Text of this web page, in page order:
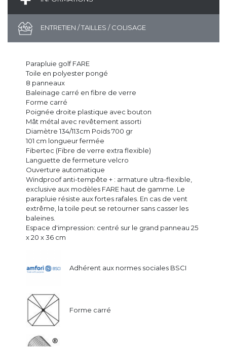
ENTRETIEN / TAILLES / COLISAGE
Parapluie golf FARE
Toile en polyester pongé
8 panneaux
Baleinage carré en fibre de verre
Forme carré
Poignée droite plastique avec bouton
Mât métal avec revêtement assorti
Diamètre 134/113cm Poids 700 gr
101 cm longueur fermée
Fibertec (Fibre de verre extra flexible)
Languette de fermeture velcro
Ouverture automatique
Windproof anti-tempête + : armature ultra-flexible,
exclusive aux modèles FARE haut de gamme. Le
parapluie résiste aux fortes rafales. En cas de vent
extrême, la toile peut se retourner sans casser les
baleines.
Espace d'impression: centré sur le grand panneau 25
x 20 x 36 cm
Adhérent aux normes sociales BSCI
Forme carré